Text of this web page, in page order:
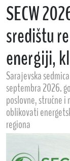
SECW
središtu
energiji,
Sarajevska
septembra 2026.
poslovne, stručne
oblikovati
regiona